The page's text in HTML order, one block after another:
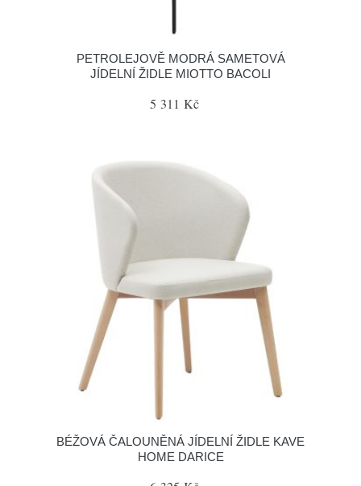
PETROLEJOVĚ MODRÁ SAMETOVÁ
JÍDELNÍ ŽIDLE MIOTTO BACOLI
5 311 Kč
BÉŽOVÁ ČALOUNĚNÁ JÍDELNÍ ŽIDLE KAVE
HOME DARICE